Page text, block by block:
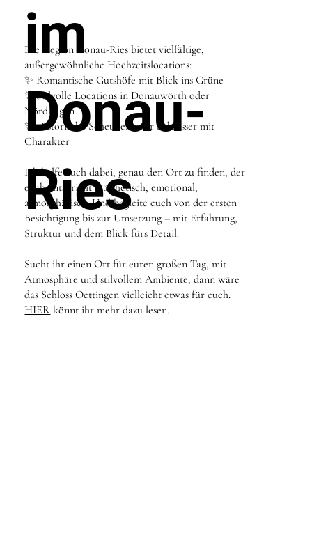
im
Donau-
Ries
Die Region Donau-Ries bietet vielfältige,
außergewöhnliche Hochzeitslocations:
✨ Romantische Gutshöfe mit Blick ins Grüne
✨ Stilvolle Locations in Donauwörth oder
Nördlingen
✨ Historische Scheunen oder Schlösser mit
Charakter
Ich helfe euch dabei, genau den Ort zu finden, der
euch entspricht – ästhetisch, emotional,
atmosphärisch. Und begleite euch von der ersten
Besichtigung bis zur Umsetzung – mit Erfahrung,
Struktur und dem Blick fürs Detail.
Sucht ihr einen Ort für euren großen Tag, mit
Atmosphäre und stilvollem Ambiente, dann wäre
das Schloss Oettingen vielleicht etwas für euch.
HIER könnt ihr mehr dazu lesen.